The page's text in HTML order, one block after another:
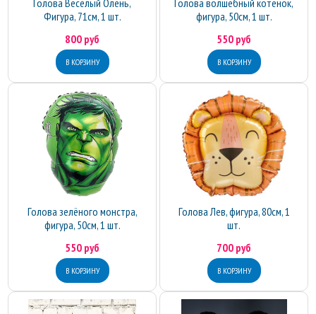
Голова Весёлый Олень,
Фигура, 71см, 1 шт.
800 руб
Голова волшебный котёнок,
фигура, 50см, 1 шт.
550 руб
Голова зелёного монстра,
фигура, 50см, 1 шт.
550 руб
Голова Лев, фигура, 80см, 1
шт.
700 руб